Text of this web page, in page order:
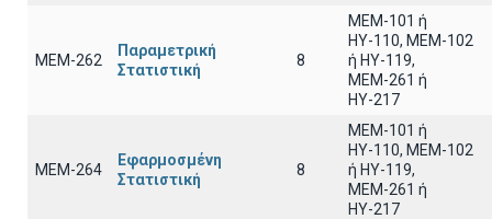
ΜΕΜ-262
Παραμετρική
Στατιστική
8
ΜΕΜ-101 ή
ΗΥ-110, MEM-102
ή ΗΥ-119,
ΜΕΜ-261 ή
ΗΥ-217
ΜΕΜ-264
Εφαρμοσμένη
Στατιστική
8
ΜΕΜ-101 ή
ΗΥ-110, MEM-102
ή ΗΥ-119,
ΜΕΜ-261 ή
ΗΥ-217